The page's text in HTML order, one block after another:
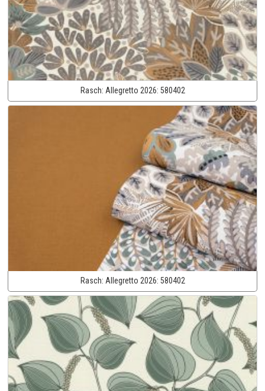
Rasch: Allegretto 2026: 580402
Rasch: Allegretto 2026: 580402